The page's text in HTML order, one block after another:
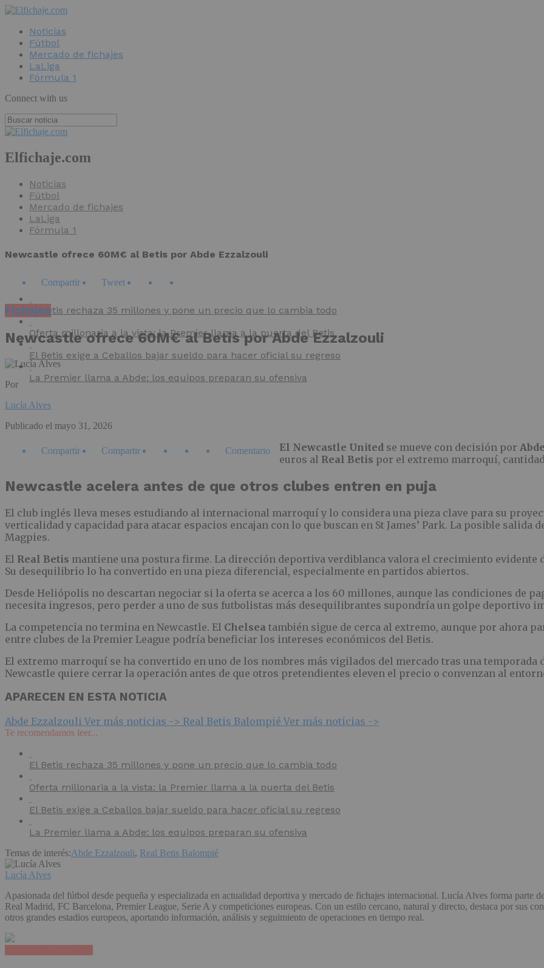
Noticias
Fútbol
Mercado de fichajes
LaLiga
Fórmula 1
Connect with us
Elfichaje.com
Noticias
Fútbol
Mercado de fichajes
LaLiga
Fórmula 1
Newcastle ofrece 60M€ al Betis por Abde Ezzalzouli
Compartir Tweet
El Betis rechaza 35 millones y pone un precio que lo cambia todo
Oferta millonaria a la vista: la Premier llama a la puerta del Betis
El Betis exige a Ceballos bajar sueldo para hacer oficial su regreso
La Premier llama a Abde: los equipos preparan su ofensiva
Fichajes
Newcastle ofrece 60M€ al Betis por Abde Ezzalzouli
Por
Lucía Alves
Publicado el mayo 31, 2026
Compartir Compartir Comentario El Newcastle United se mueve con decisión por
euros al Real Betis por el extremo marroquí,
Newcastle acelera antes de que otros clubes entren en puja
El club inglés lleva meses estudiando al internacional marroquí y lo considera una pieza clave para su
verticalidad y capacidad para atacar espacios encajan con lo que buscan en St James’ Park. La posible salida
Magpies.
El Real Betis mantiene una postura firme. La dirección deportiva verdiblanca valora el crecimiento evidente
Su desequilibrio lo ha convertido en una pieza diferencial, especialmente en partidos abiertos.
Desde Heliópolis no descartan negociar si la oferta se acerca a los 60 millones, aunque las condiciones de
necesita ingresos, pero perder a uno de sus futbolistas más desequilibrantes supondría un golpe deportivo
La competencia no termina en Newcastle. El Chelsea también sigue de cerca al extremo, aunque por ahora
entre clubes de la Premier League podría beneficiar los intereses económicos del Betis.
El extremo marroquí se ha convertido en uno de los nombres más vigilados del mercado tras una
Newcastle quiere cerrar la operación antes de que otros pretendientes eleven el precio o convenzan al
APARECEN EN ESTA NOTICIA
Abde Ezzalzouli Ver más noticias -> Real Betis Balompié Ver más noticias ->
Te recomendamos leer...
El Betis rechaza 35 millones y pone un precio que lo cambia todo
Oferta millonaria a la vista: la Premier llama a la puerta del Betis
El Betis exige a Ceballos bajar sueldo para hacer oficial su regreso
La Premier llama a Abde: los equipos preparan su ofensiva
Temas de interés:Abde Ezzalzouli, Real Betis Balompié
Lucía Alves
Apasionada del fútbol desde pequeña y especializada en actualidad deportiva y mercado de fichajes internacional. Lucía Alves forma parte
Real Madrid, FC Barcelona, Premier League, Serie A y competiciones europeas. Con un estilo cercano, natural y directo, destaca por sus
otros grandes estadios europeos, aportando información, análisis y seguimiento de operaciones en tiempo real.